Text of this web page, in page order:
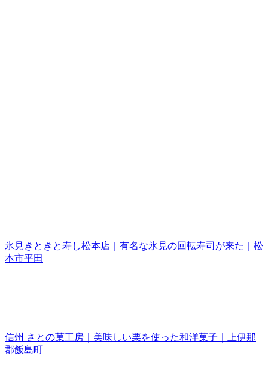
氷見きときと寿し松本店｜有名な氷見の回転寿司が来た｜松
本市平田
信州 さとの菓工房｜美味しい栗を使った和洋菓子｜上伊那
郡飯島町